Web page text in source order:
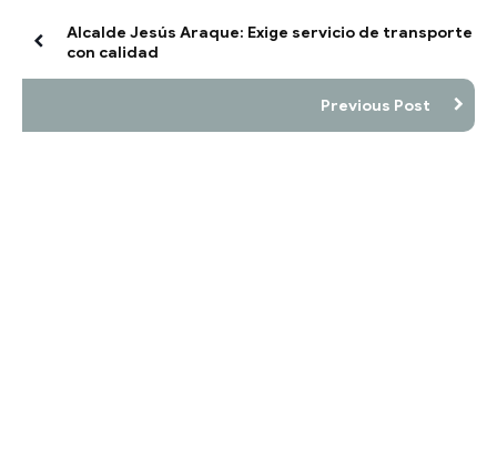
Alcalde Jesús Araque: Exige servicio de transporte
con calidad
Previous Post